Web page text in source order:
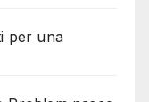
per una